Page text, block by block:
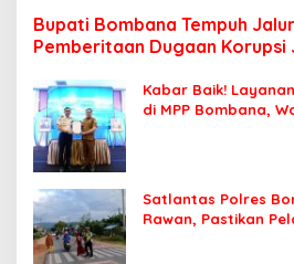
Bupati Bombana Tempuh
Pemberitaan Dugaan Korupsi
Kabar Baik!
di MPP Bombana,
Satlantas Polres
Rawan, Pastikan